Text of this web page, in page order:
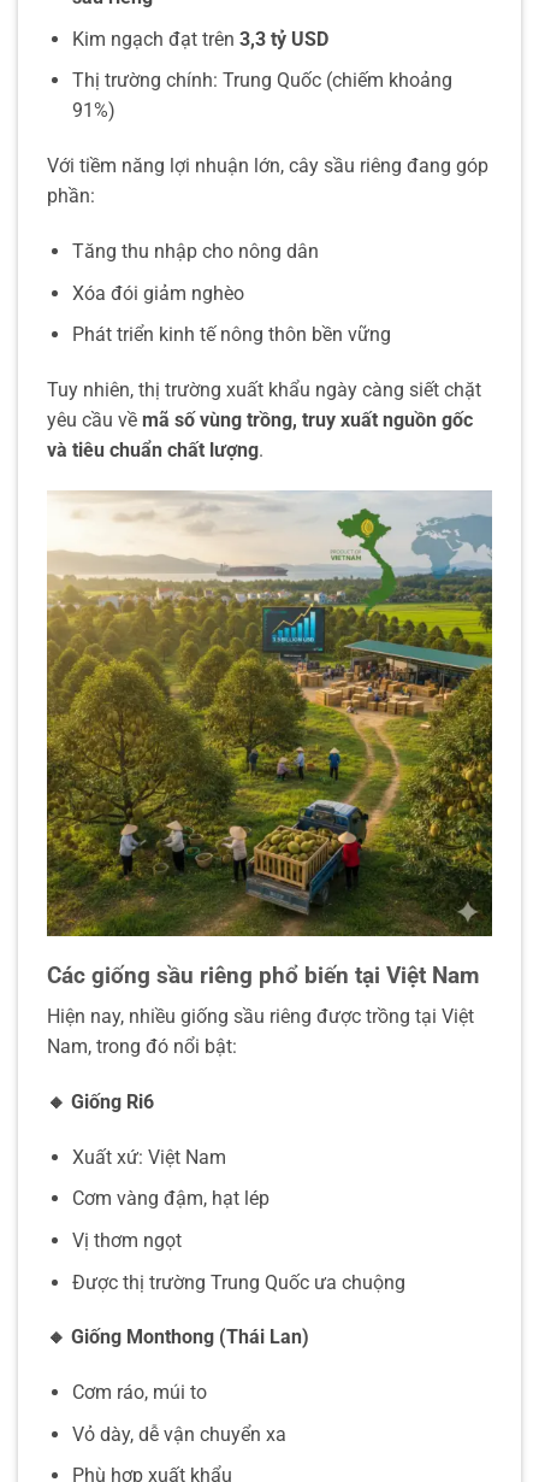
Kim ngạch đạt trên 3,3 tỷ USD
Thị trường chính: Trung Quốc (chiếm khoảng
91%)
Với tiềm năng lợi nhuận lớn, cây sầu riêng đang góp
phần:
Tăng thu nhập cho nông dân
Xóa đói giảm nghèo
Phát triển kinh tế nông thôn bền vững
Tuy nhiên, thị trường xuất khẩu ngày càng siết chặt
yêu cầu về mã số vùng trồng, truy xuất nguồn gốc
và tiêu chuẩn chất lượng.
Các giống sầu riêng phổ biến tại Việt Nam
Hiện nay, nhiều giống sầu riêng được trồng tại Việt
Nam, trong đó nổi bật:
🔸 Giống Ri6
Xuất xứ: Việt Nam
Cơm vàng đậm, hạt lép
Vị thơm ngọt
Được thị trường Trung Quốc ưa chuộng
🔸 Giống Monthong (Thái Lan)
Cơm ráo, múi to
Vỏ dày, dễ vận chuyển xa
Phù hợp xuất khẩu